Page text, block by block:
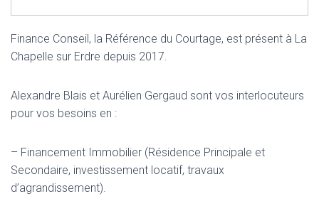
Finance Conseil, la Référence du Courtage, est présent à La
Chapelle sur Erdre depuis 2017.
Alexandre Blais et Aurélien Gergaud sont vos interlocuteurs
pour vos besoins en :
– Financement Immobilier (Résidence Principale et
Secondaire, investissement locatif, travaux
d’agrandissement).